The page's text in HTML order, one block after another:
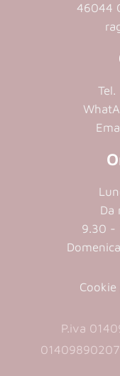
46044
Tel.
Da
9.30 -
P.iva